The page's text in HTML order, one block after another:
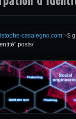
casalegno.com:~$
posts/